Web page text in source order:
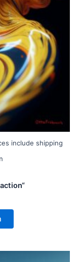
include shipping
Die
Optionen
können
auf
der
Produktseite
gewählt
werden